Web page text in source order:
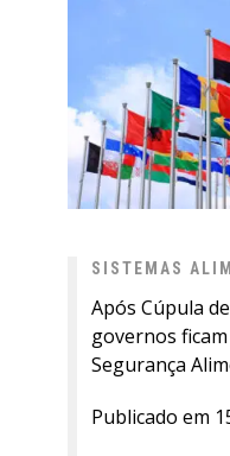
SISTEMAS
Após Cúpula
governos
Segurança
Publicado em